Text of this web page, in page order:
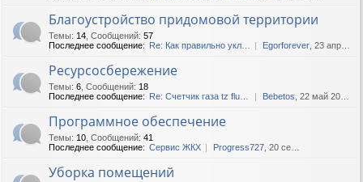
Благоустройство придомовой территории
Темы: 14 Сообщений: 57
Последнее сообщение: Re: Как правильно укладыват... Egorforever , 23 апр 2019, 14:41
Ресурсосбережение
Темы: 6 Сообщений: 18
Последнее сообщение: Re: Счетчик газа tz fluxi g250 Bebetos , 22 май 2020, 12:53
Программное обеспечение
Темы: 10 Сообщений: 41
Последнее сообщение: Сервис ЖКХ Progress727 , 20 сен 2018, 05:33
Уборка помещений